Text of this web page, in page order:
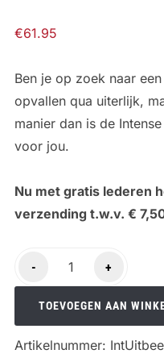
gebaseerd
€61.95
Ben je op zoek naar
opvallen qua uiterlijk,
manier dan is de
voor jou.
Nu met gratis lederen
verzending t.w.v. €
-
Forged
Uitbeenmes
aantal
+
TOEVOEGEN AAN
Artikelnummer: